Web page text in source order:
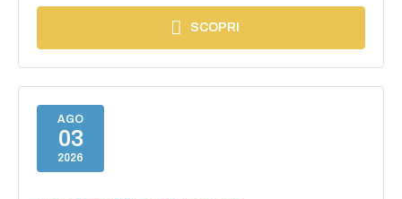
SCOPRI
AGO
03
2026